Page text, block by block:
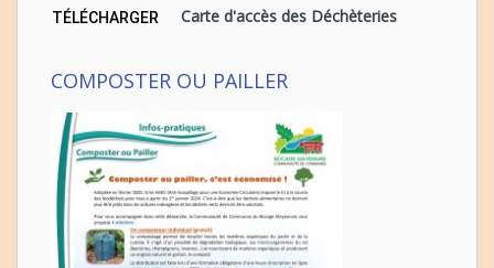
TÉLÉCHARGER Carte d'accès des Déchèteries
COMPOSTER OU PAILLER